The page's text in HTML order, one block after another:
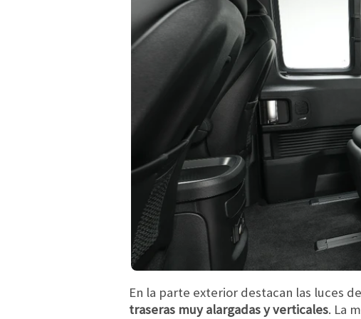
En la parte exterior destacan las luces
traseras muy alargadas y verticales. La